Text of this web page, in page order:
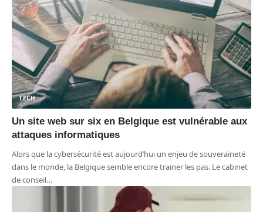
TECH
Un site web sur six en Belgique est vulnérable aux
attaques informatiques
Alors que la cybersécurité est aujourd’hui un enjeu de souveraineté
dans le monde, la Belgique semble encore trainer les pas. Le cabinet
de conseil…